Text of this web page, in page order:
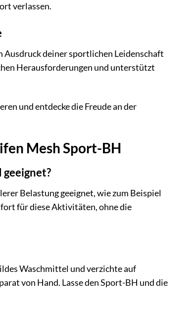
verlassen.
Ausdruck deiner sportlichen Leidenschaft
Herausforderungen und unterstützt
und entdecke die Freude an der
Mesh Sport-BH
Belastung geeignet, wie zum Beispiel
für diese Aktivitäten, ohne die
Waschmittel und verzichte auf
von Hand. Lasse den Sport-BH und die